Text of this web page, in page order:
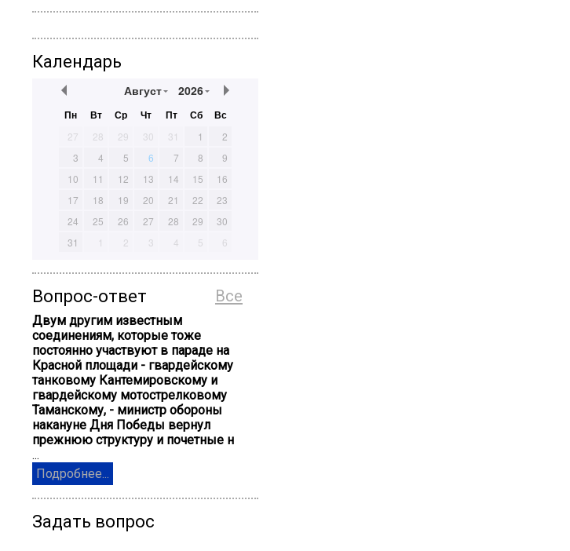
Календарь
Август 2026
Пн Вт Ср Чт Пт Сб Вс
27 28 29 30 31 1
2
3
4 5 6 7 8
9
10
11 12 13 14 15
16
17
18 19 20 21 22
23
24
25 26 27 28 29
30
31
1 2 3 4 5 6
Все
Вопрос-ответ
Двум другим известным
соединениям, которые тоже
постоянно участвуют в параде на
Красной площади - гвардейскому
танковому Кантемировскому и
гвардейскому мотострелковому
Таманскому, - министр обороны
накануне Дня Победы вернул
прежнюю структуру и почетные н
...
Подробнее...
Задать вопрос